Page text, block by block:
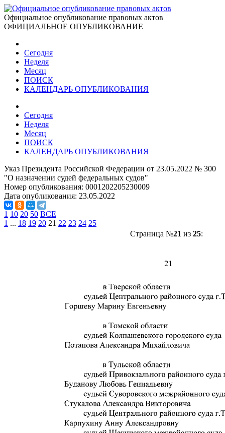
Официальное опубликование правовых актов
ОФИЦИАЛЬНОЕ ОПУБЛИКОВАНИЕ
Сегодня
Неделя
Месяц
ПОИСК
КАЛЕНДАРЬ ОПУБЛИКОВАНИЯ
Сегодня
Неделя
Месяц
ПОИСК
КАЛЕНДАРЬ ОПУБЛИКОВАНИЯ
Указ Президента Российской Федерации от 23.05.2022 № 300
"О назначении судей федеральных судов"
Номер опубликования: 0001202205230009
Дата опубликования: 23.05.2022
1 10 20 50 ВСЕ
1 ... 18 19 20 21 22 23 24 25
Страница №21 из 25: